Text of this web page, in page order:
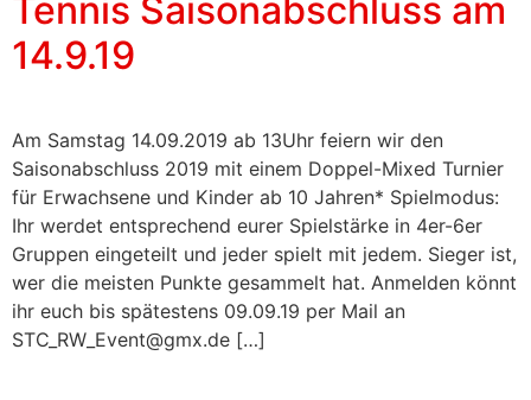
Tennis Saisonabschluss am
14.9.19
Am Samstag 14.09.2019 ab 13Uhr feiern wir den
Saisonabschluss 2019 mit einem Doppel-Mixed Turnier
für Erwachsene und Kinder ab 10 Jahren* Spielmodus:
Ihr werdet entsprechend eurer Spielstärke in 4er-6er
Gruppen eingeteilt und jeder spielt mit jedem. Sieger ist,
wer die meisten Punkte gesammelt hat. Anmelden könnt
ihr euch bis spätestens 09.09.19 per Mail an
STC_RW_Event@gmx.de […]